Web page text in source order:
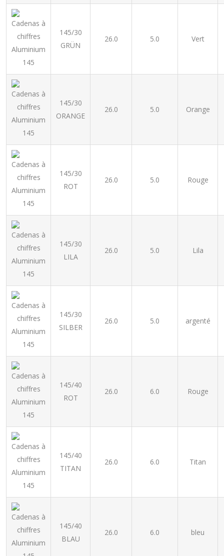
145/30
GRÜN
26.0 5.0 Vert
145/30
ORANGE
26.0 5.0 Orange
145/30
ROT
26.0 5.0 Rouge
145/30
LILA
26.0 5.0 Lila
145/30
SILBER
26.0 5.0 argenté
145/40
ROT
26.0 6.0 Rouge
145/40
TITAN
26.0 6.0 Titan
145/40
BLAU
26.0 6.0 bleu